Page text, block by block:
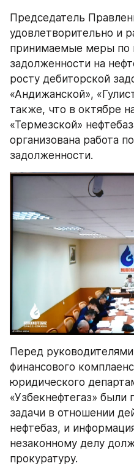
Председатель
удовлетворительно и
принимаемые меры по
задолженности на
росту дебиторской
«Андижанской»,
также, что в октябре
«Термезской»
организована работа
задолженности.
Перед
финансового
юридического
«Узбекнефтегаз»
задачи в отношении
нефтебаз, и
незаконному делу
прокуратуру.